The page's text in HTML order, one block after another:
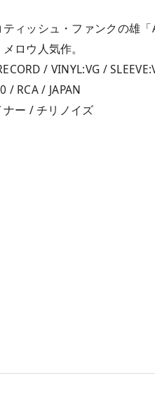
ティッシュ・ファンクの雄
ロウ人気作。
/ VINYL:VG /
/ RCA / JAPAN
ナー / チリノイズ